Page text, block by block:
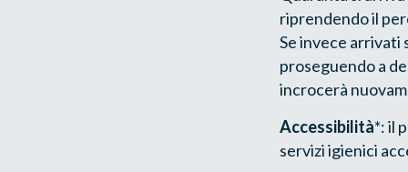
riprendendo il
Se invece arrivati
proseguendo a
incrocerà
Accessibilità*: il
servizi igienici